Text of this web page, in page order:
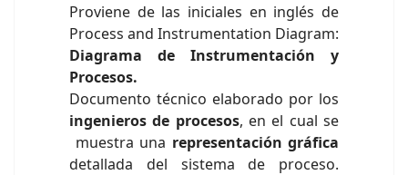
Proviene de las iniciales en inglés de
Process and Instrumentation Diagram:
Diagrama de Instrumentación y
Procesos.
Documento técnico elaborado por los
ingenieros de procesos, en el cual se
muestra una representación gráfica
detallada del sistema de proceso.